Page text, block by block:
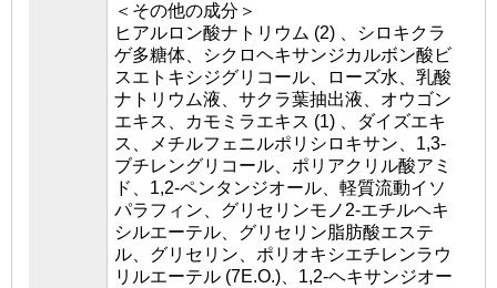
＜その他の成分＞
ヒアルロン酸ナトリウム (2) 、シロキクラ
ゲ多糖体、シクロヘキサンジカルボン酸ビ
スエトキシジグリコール、ローズ水、乳酸
ナトリウム液、サクラ葉抽出液、オウゴン
エキス、カモミラエキス (1) 、ダイズエキ
ス、メチルフェニルポリシロキサン、1,3-
ブチレングリコール、ポリアクリル酸アミ
ド、1,2-ペンタンジオール、軽質流動イソ
パラフィン、グリセリンモノ2-エチルヘキ
シルエーテル、グリセリン脂肪酸エステ
ル、グリセリン、ポリオキシエチレンラウ
リルエーテル (7E.O.)、1,2-ヘキサンジオー